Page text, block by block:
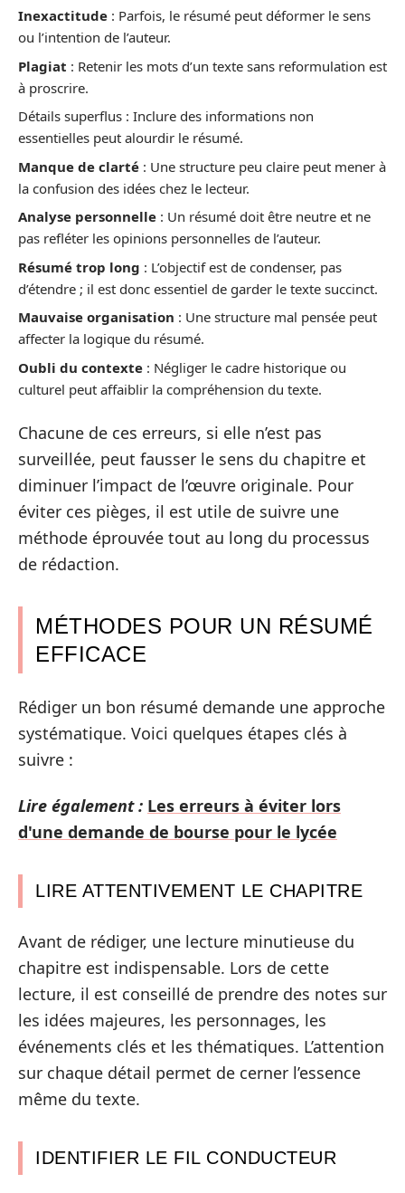
Inexactitude : Parfois, le résumé peut déformer le sens
ou l’intention de l’auteur.
Plagiat : Retenir les mots d’un texte sans reformulation est
à proscrire.
Détails superflus : Inclure des informations non
essentielles peut alourdir le résumé.
Manque de clarté : Une structure peu claire peut mener à
la confusion des idées chez le lecteur.
Analyse personnelle : Un résumé doit être neutre et ne
pas refléter les opinions personnelles de l’auteur.
Résumé trop long : L’objectif est de condenser, pas
d’étendre ; il est donc essentiel de garder le texte succinct.
Mauvaise organisation : Une structure mal pensée peut
affecter la logique du résumé.
Oubli du contexte : Négliger le cadre historique ou
culturel peut affaiblir la compréhension du texte.
Chacune de ces erreurs, si elle n’est pas
surveillée, peut fausser le sens du chapitre et
diminuer l’impact de l’œuvre originale. Pour
éviter ces pièges, il est utile de suivre une
méthode éprouvée tout au long du processus
de rédaction.
MÉTHODES POUR UN RÉSUMÉ
EFFICACE
Rédiger un bon résumé demande une approche
systématique. Voici quelques étapes clés à
suivre :
Lire également : Les erreurs à éviter lors
d'une demande de bourse pour le lycée
LIRE ATTENTIVEMENT LE CHAPITRE
Avant de rédiger, une lecture minutieuse du
chapitre est indispensable. Lors de cette
lecture, il est conseillé de prendre des notes sur
les idées majeures, les personnages, les
événements clés et les thématiques. L’attention
sur chaque détail permet de cerner l’essence
même du texte.
IDENTIFIER LE FIL CONDUCTEUR